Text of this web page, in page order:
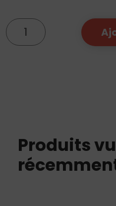
quantité
de
Tabouret
Produits